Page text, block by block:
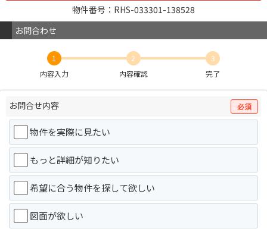
物件番号：RHS-033301-138528
お問合わせ
1
内容入力
2
内容確認
3
完了
お問合せ内容 必須
物件を実際に見たい
もっと詳細が知りたい
希望に合う物件を探して欲しい
図面が欲しい